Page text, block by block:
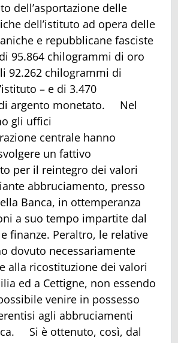
dell’asportazione delle
dell’istituto ad opera delle
e repubblicane fasciste
95.864 chilogrammi di oro
92.262 chilogrammi di
– e di 3.470
argento monetato. Nel
gli uffici
centrale hanno
un fattivo
per il reintegro dei valori
abbruciamento, presso
Banca, in ottemperanza
a suo tempo impartite dal
finanze. Peraltro, le relative
dovuto necessariamente
alla ricostituzione dei valori
ed a Cettigne, non essendo
venire in possesso
agli abbruciamenti
Si è ottenuto, così, dal